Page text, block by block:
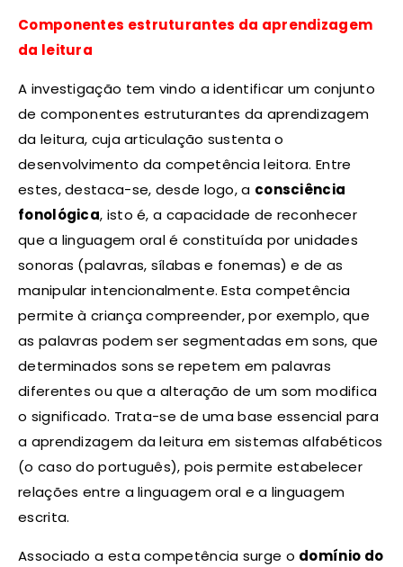
Componentes estruturantes da aprendizagem
da leitura
A investigação tem vindo a identificar um conjunto
de componentes estruturantes da aprendizagem
da leitura, cuja articulação sustenta o
desenvolvimento da competência leitora. Entre
estes, destaca-se, desde logo, a consciência
fonológica, isto é, a capacidade de reconhecer
que a linguagem oral é constituída por unidades
sonoras (palavras, sílabas e fonemas) e de as
manipular intencionalmente. Esta competência
permite à criança compreender, por exemplo, que
as palavras podem ser segmentadas em sons, que
determinados sons se repetem em palavras
diferentes ou que a alteração de um som modifica
o significado. Trata-se de uma base essencial para
a aprendizagem da leitura em sistemas alfabéticos
(o caso do português), pois permite estabelecer
relações entre a linguagem oral e a linguagem
escrita.
Associado a esta competência surge o domínio do